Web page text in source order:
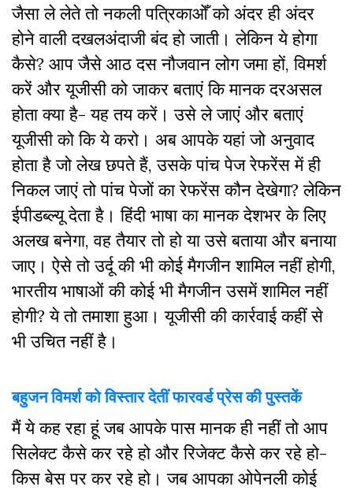
जैसा ले लेते तो नकली पत्रिकाओँ को अंदर ही अंदर
होने वाली दखलअंदाजी बंद हो जाती। लेकिन ये होगा
कैसे? आप जैसे आठ दस नौजवान लोग जमा हों, विमर्श
करें और यूजीसी को जाकर बताएं कि मानक दरअसल
होता क्या है- यह तय करें। उसे ले जाएं और बताएं
यूजीसी को कि ये करो। अब आपके यहां जो अनुवाद
होता है जो लेख छपते हैं, उसके पांच पेज रेफरेंस में ही
निकल जाएं तो पांच पेजों का रेफरेंस कौन देखेगा? लेकिन
ईपीडब्ल्यू देता है। हिंदी भाषा का मानक देशभर के लिए
अलख बनेगा, वह तैयार तो हो या उसे बताया और बनाया
जाए। ऐसे तो उर्दू की भी कोई मैगजीन शामिल नहीं होगी,
भारतीय भाषाओं की कोई भी मैगजीन उसमें शामिल नहीं
होगी? ये तो तमाशा हुआ। यूजीसी की कार्रवाई कहीं से
भी उचित नहीं है।
बहुजन विमर्श को विस्तार देतीं फारवर्ड प्रेस की पुस्तकें
मैं ये कह रहा हूं जब आपके पास मानक ही नहीं तो आप
सिलेक्ट कैसे कर रहे हो और रिजेक्ट कैसे कर रहे हो-
किस बेस पर कर रहे हो। जब आपका ओपेनली कोई